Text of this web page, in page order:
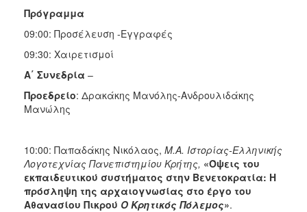
Πρόγραμμα
09:00: Προσέλευση -Εγγραφές
09:30: Χαιρετισμοί
Α΄ Συνεδρία –
Προεδρείο: Δρακάκης Μανόλης-Ανδρουλιδάκης
Μανώλης
10:00: Παπαδάκης Νικόλαος, Μ.Α. Ιστορίας-Ελληνικής
Λογοτεχνίας Πανεπιστημίου Κρήτης, «Όψεις του
εκπαιδευτικού συστήματος στην Βενετοκρατία: Η
πρόσληψη της αρχαιογνωσίας στο έργο του
Αθανασίου Πικρού Ο Κρητικός Πόλεμος».